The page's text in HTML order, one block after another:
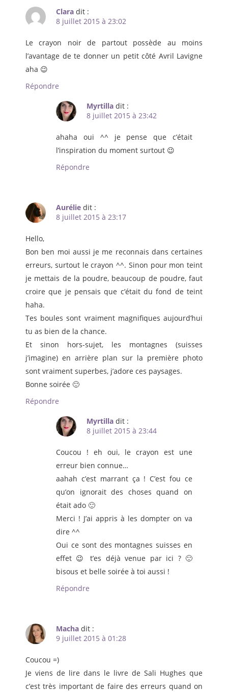
Clara dit :
8 juillet 2015 à 23:02
Le crayon noir de partout possède au moins
l’avantage de te donner un petit côté Avril Lavigne
aha 😉
Répondre
Myrtilla dit :
8 juillet 2015 à 23:42
ahaha oui ^^ je pense que c’était
l’inspiration du moment surtout 😉
Répondre
Aurélie dit :
8 juillet 2015 à 23:17
Hello,
Bon ben moi aussi je me reconnais dans certaines
erreurs, surtout le crayon ^^. Sinon pour mon teint
je mettais de la poudre, beaucoup de poudre, faut
croire que je pensais que c’était du fond de teint
haha.
Tes boules sont vraiment magnifiques aujourd’hui
tu as bien de la chance.
Et sinon hors-sujet, les montagnes (suisses
j’imagine) en arrière plan sur la première photo
sont vraiment superbes, j’adore ces paysages.
Bonne soirée 🙂
Répondre
Myrtilla dit :
8 juillet 2015 à 23:44
Coucou ! eh oui, le crayon est une
erreur bien connue…
aahah c’est marrant ça ! C’est fou ce
qu’on ignorait des choses quand on
était ado 🙂
Merci ! J’ai appris à les dompter on va
dire ^^
Oui ce sont des montagnes suisses en
effet 😉 t’es déjà venue par ici ? 🙂
bisous et belle soirée à toi aussi !
Répondre
Macha dit :
9 juillet 2015 à 01:28
Coucou =)
Je viens de lire dans le livre de Sali Hughes que
c’est très important de faire des erreurs quand on